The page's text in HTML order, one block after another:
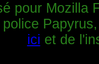
pour Mozilla
ici et de